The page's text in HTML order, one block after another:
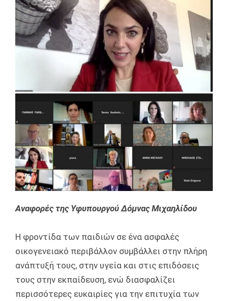
Αναφορές της Υφυπουργού Δόμνας Μιχαηλίδου
Η φροντίδα των παιδιών σε ένα ασφαλές
οικογενειακό περιβάλλον συμβάλλει στην πλήρη
ανάπτυξή τους, στην υγεία και στις επιδόσεις
τους στην εκπαίδευση, ενώ διασφαλίζει
περισσότερες ευκαιρίες για την επιτυχία των